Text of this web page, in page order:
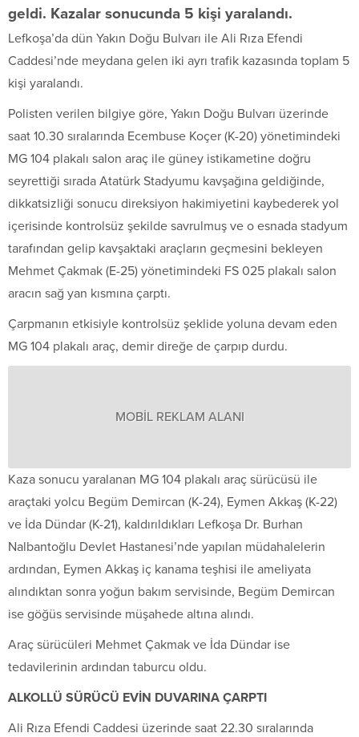
geldi. Kazalar sonucunda 5 kişi yaralandı.
Lefkoşa’da dün Yakın Doğu Bulvarı ile Ali Rıza Efendi
Caddesi’nde meydana gelen iki ayrı trafik kazasında toplam 5
kişi yaralandı.
Polisten verilen bilgiye göre, Yakın Doğu Bulvarı üzerinde
saat 10.30 sıralarında Ecembuse Koçer (K-20) yönetimindeki
MG 104 plakalı salon araç ile güney istikametine doğru
seyrettiği sırada Atatürk Stadyumu kavşağına geldiğinde,
dikkatsizliği sonucu direksiyon hakimiyetini kaybederek yol
içerisinde kontrolsüz şekilde savrulmuş ve o esnada stadyum
tarafından gelip kavşaktaki araçların geçmesini bekleyen
Mehmet Çakmak (E-25) yönetimindeki FS 025 plakalı salon
aracın sağ yan kısmına çarptı.
Çarpmanın etkisiyle kontrolsüz şeklide yoluna devam eden
MG 104 plakalı araç, demir direğe de çarpıp durdu.
MOBİL REKLAM ALANI
Kaza sonucu yaralanan MG 104 plakalı araç sürücüsü ile
araçtaki yolcu Begüm Demircan (K-24), Eymen Akkaş (K-22)
ve İda Dündar (K-21), kaldırıldıkları Lefkoşa Dr. Burhan
Nalbantoğlu Devlet Hastanesi’nde yapılan müdahalelerin
ardından, Eymen Akkaş iç kanama teşhisi ile ameliyata
alındıktan sonra yoğun bakım servisinde, Begüm Demircan
ise göğüs servisinde müşahede altına alındı.
Araç sürücüleri Mehmet Çakmak ve İda Dündar ise
tedavilerinin ardından taburcu oldu.
ALKOLLÜ SÜRÜCÜ EVİN DUVARINA ÇARPTI
Ali Rıza Efendi Caddesi üzerinde saat 22.30 sıralarında